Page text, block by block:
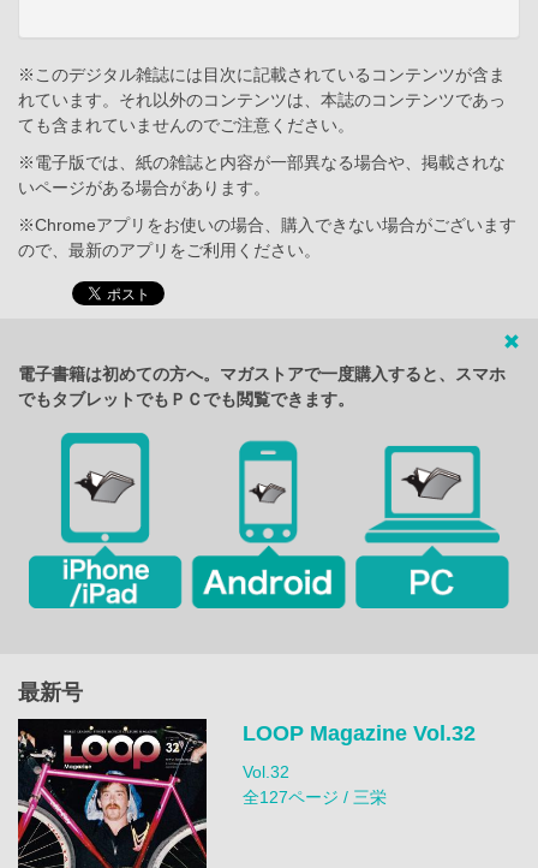
※このデジタル雑誌には目次に記載されているコンテンツが含ま
れています。それ以外のコンテンツは、本誌のコンテンツであっ
ても含まれていませんのでご注意ください。
※電子版では、紙の雑誌と内容が一部異なる場合や、掲載されな
いページがある場合があります。
※Chromeアプリをお使いの場合、購入できない場合がございます
ので、最新のアプリをご利用ください。
電子書籍は初めての方へ。マガストアで一度購入すると、スマホ
でもタブレットでもＰＣでも閲覧できます。
最新号
LOOP Magazine Vol.32
Vol.32
全127ページ / 三栄